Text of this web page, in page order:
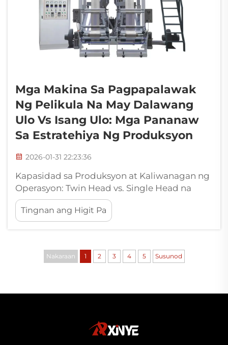
Mga Makina Sa Pagpapalawak
Ng Pelikula Na May Dalawang
Ulo Vs Isang Ulo: Mga Pananaw
Sa Estratehiya Ng Produksyon
2026-01-31 22:23:36
Kapasidad sa Produksyon at Kaliwanagan ng
Operasyon: Twin Head vs. Single Head na
Film Blowing Machines — Daloy, Bilis ng
Linya, at Uptime: Pagsukat ng Tunay na
Pagtaas ng Output. Ang mga twin head na
nagpoprodukto ng humigit-kumulang 30
hanggang 50 porsyento na higit pang
Tingnan ang Higit Pa
Nakaraan 1 2 3 4 5 Susunod